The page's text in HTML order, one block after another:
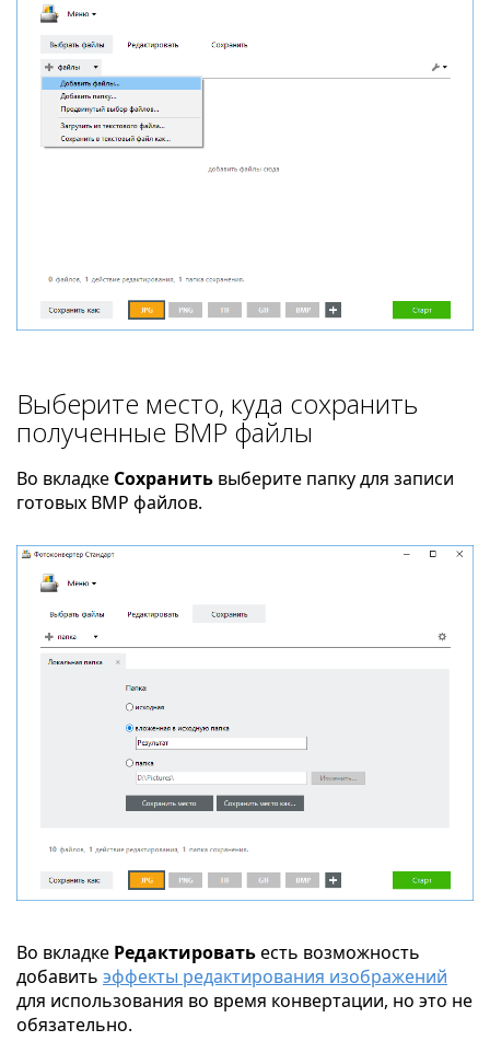
Выберите место, куда сохранить
полученные BMP файлы
Во вкладке Сохранить выберите папку для записи
готовых BMP файлов.
Во вкладке Редактироватьесть возможность
добавить эффекты редактирования изображений
для использования во время конвертации, но это не
обязательно.